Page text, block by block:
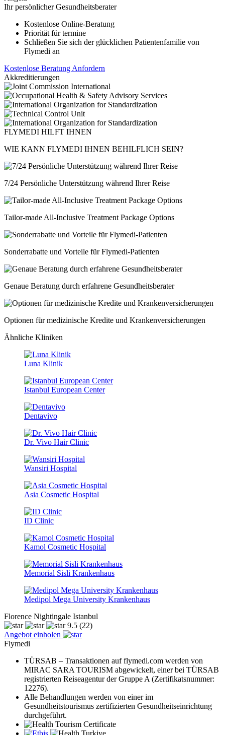
Ihr persönlicher Gesundheitsberater
Kostenlose Online-Beratung
Priorität für termine
Schließen Sie sich der glücklichen Patientenfamilie von
Flymedi an
Kostenlose Beratung Anfordern
Akkreditierungen
FLYMEDI HILFT IHNEN
WIE KANN FLYMEDI IHNEN BEHILFLICH SEIN?
7/24 Persönliche Unterstützung während Ihrer Reise
Tailor-made All-Inclusive Treatment Package Options
Sonderrabatte und Vorteile für Flymedi-Patienten
Genaue Beratung durch erfahrene Gesundheitsberater
Optionen für medizinische Kredite und Krankenversicherungen
Ähnliche Kliniken
Luna Klinik
Istanbul European Center
Dentavivo
Dr. Vivo Hair Clinic
Wansiri Hospital
Asia Cosmetic Hospital
ID Clinic
Kamol Cosmetic Hospital
Memorial Sisli Krankenhaus
Medipol Mega University Krankenhaus
Florence Nightingale Istanbul
9.5 (22)
Angebot einholen
Flymedi
TÜRSAB – Transaktionen auf flymedi.com werden von
MIRAC SARA TOURISM abgewickelt, einer bei TÜRSAB
registrierten Reiseagentur der Gruppe A (Zertifikatsnummer:
12276).
Alle Behandlungen werden von einer im
Gesundheitstourismus zertifizierten Gesundheitseinrichtung
durchgeführt.